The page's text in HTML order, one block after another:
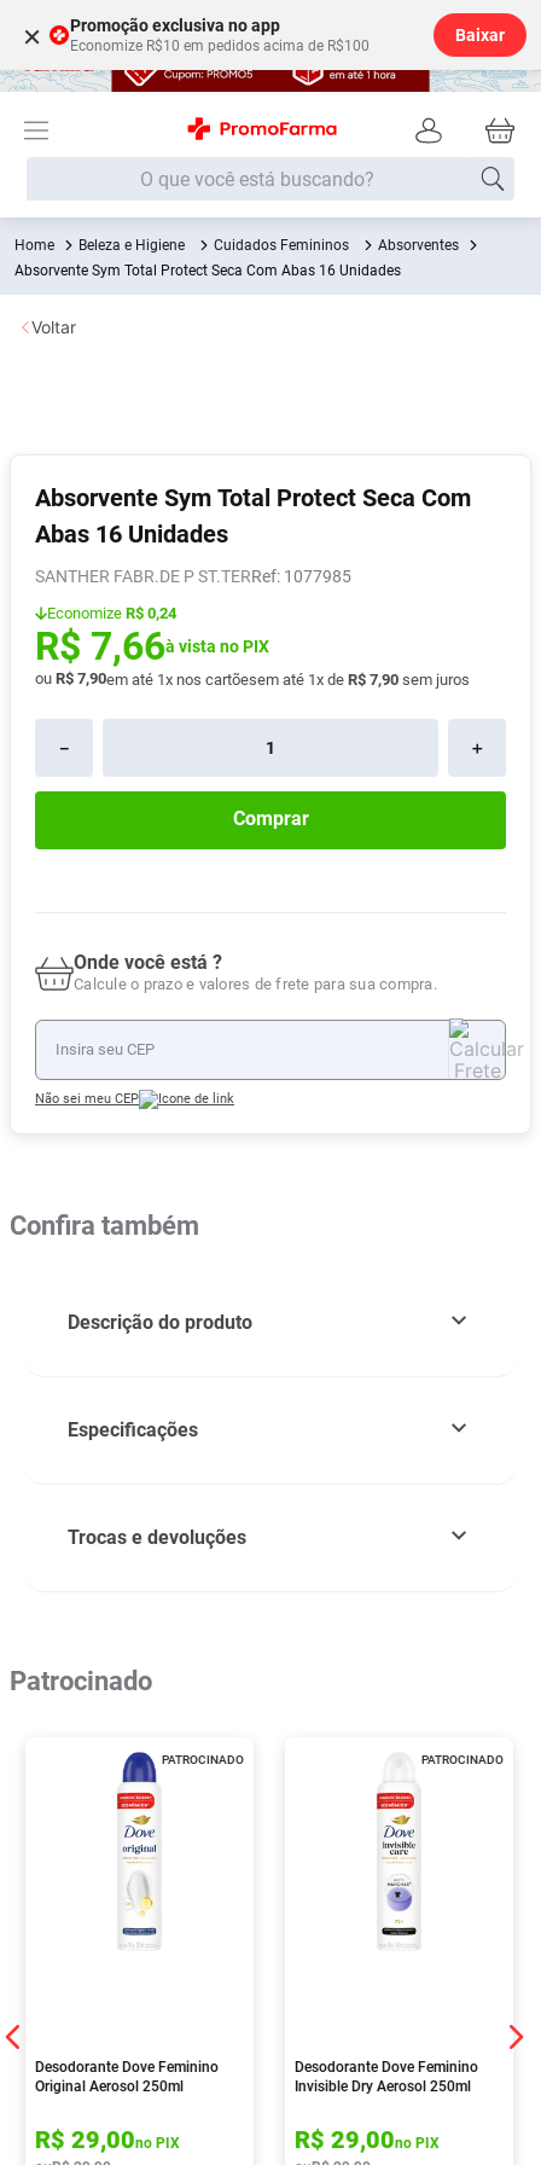
× Promoção exclusiva no app
Economize R$10 em pedidos acima de R$100
Baixar
O que você está buscando?
Beleza e Higiene Cuidados Femininos
Absorventes
Absorvente Sym Total Protect Seca Com Abas 16 Unidades
Absorvente Sym Total Protect Seca Com
Abas 16 Unidades
SANTHER FABR.DE P ST.TER : 1077985
Economize R$ 0,24
R$ 7,66à vista no PIX
ou R$ 7,90em até 1x nos cartõesem até 1x de R$ 7,90 sem juros
＋
－
Comprar
Onde você está ?
Calcule o prazo e valores de frete para sua compra.
Não sei meu CEP
Voltar
Confira também
Descrição do produto
Especificações
Trocas e devoluções
Patrocinado
PATROCINADO
Desodorante Dove Feminino
Original Aerosol 250ml
R$ 29,00no PIX
PATROCINADO
Desodorante Dove Feminino
Invisible Dry Aerosol 250ml
R$ 29,00no PIX
Termos mais buscados
1º Fralda
2
5º Fralda G
6º Desodorante
7º Shampoo
8º Absorvente
9º Pampers Confort Sec
10 Lavitan